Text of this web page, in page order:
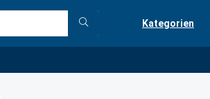
Kategorien